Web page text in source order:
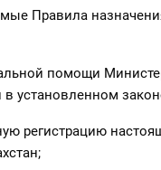
Правила
помощи
в установленном
регистрацию